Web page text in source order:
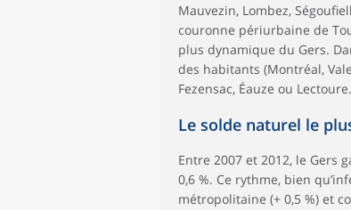
Mauvezin, Lombez,
couronne périurbaine de
plus dynamique du Gers.
des habitants (Montréal,
Fezensac, Éauze ou Lectoure.
Le solde naturel le
Entre 2007 et 2012, le Gers
0,6 %. Ce rythme, bien
métropolitaine (+ 0,5 %) et